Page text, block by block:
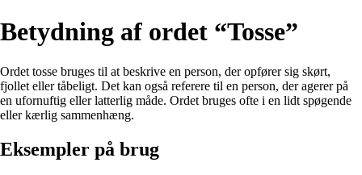
Betydning af ordet “Tosse”
Ordet tosse bruges til at beskrive en person, der opfører sig skørt,
fjollet eller tåbeligt. Det kan også referere til en person, der agerer på
en ufornuftig eller latterlig måde. Ordet bruges ofte i en lidt spøgende
eller kærlig sammenhæng.
Eksempler på brug